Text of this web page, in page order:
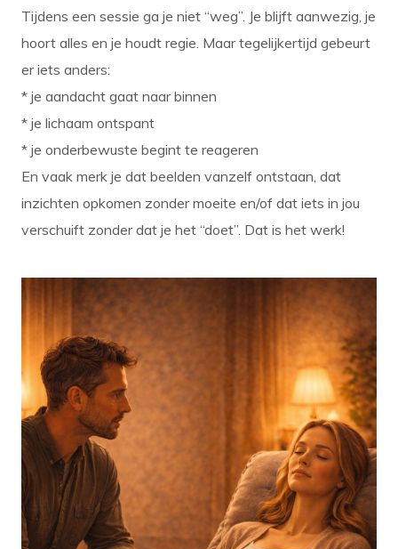
Tijdens een sessie ga je niet “weg”. Je blijft aanwezig, je
hoort alles en je houdt regie. Maar tegelijkertijd gebeurt
er iets anders:
* je aandacht gaat naar binnen
* je lichaam ontspant
* je onderbewuste begint te reageren
En vaak merk je dat beelden vanzelf ontstaan, dat
inzichten opkomen zonder moeite en/of dat iets in jou
verschuift zonder dat je het “doet”. Dat is het werk!